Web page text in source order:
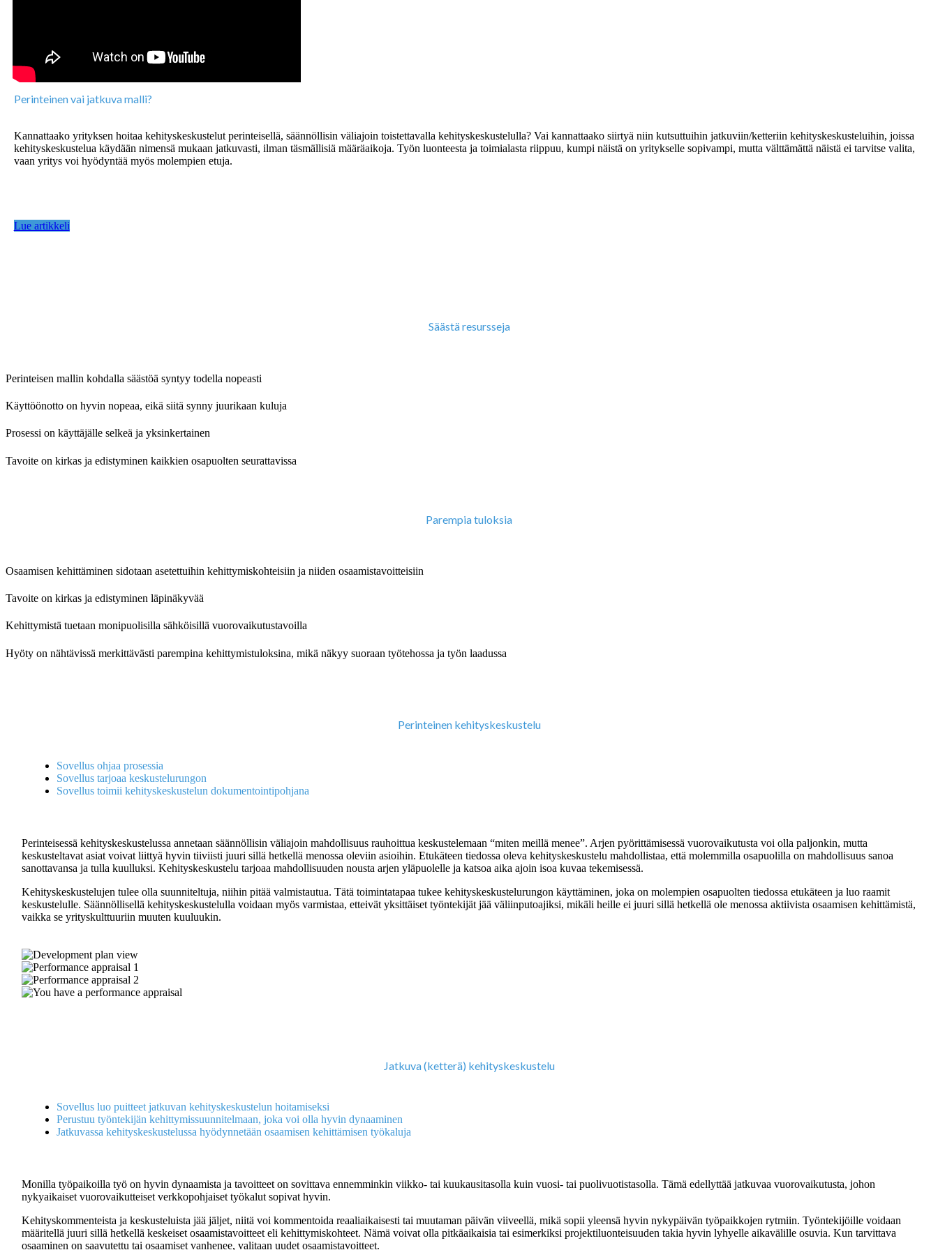
Perinteinen vai jatkuva malli?
Kannattaako yrityksen hoitaa kehityskeskustelut perinteisellä, säännöllisin väliajoin toistettavalla kehityskeskustelulla? Vai kannattaako siirtyä niin kutsuttuihin jatkuviin/ketteriin kehityskeskusteluihin, joissa
kehityskeskustelua käydään nimensä mukaan jatkuvasti, ilman täsmällisiä määräaikoja. Työn luonteesta ja toimialasta riippuu, kumpi näistä on yritykselle sopivampi, mutta välttämättä näistä ei tarvitse valita,
vaan yritys voi hyödyntää myös molempien etuja.
Lue artikkeli
Säästä resursseja
Perinteisen mallin kohdalla säästöä syntyy todella nopeasti
Käyttöönotto on hyvin nopeaa, eikä siitä synny juurikaan kuluja
Prosessi on käyttäjälle selkeä ja yksinkertainen
Tavoite on kirkas ja edistyminen kaikkien osapuolten seurattavissa
Parempia tuloksia
Osaamisen kehittäminen sidotaan asetettuihin kehittymiskohteisiin ja niiden osaamistavoitteisiin
Tavoite on kirkas ja edistyminen läpinäkyvää
Kehittymistä tuetaan monipuolisilla sähköisillä vuorovaikutustavoilla
Hyöty on nähtävissä merkittävästi parempina kehittymistuloksina, mikä näkyy suoraan työtehossa ja työn laadussa
Perinteinen kehityskeskustelu
Sovellus ohjaa prosessia
Sovellus tarjoaa keskustelurungon
Sovellus toimii kehityskeskustelun dokumentointipohjana
Perinteisessä kehityskeskustelussa annetaan säännöllisin väliajoin mahdollisuus rauhoittua keskustelemaan “miten meillä menee”. Arjen pyörittämisessä vuorovaikutusta voi olla paljonkin, mutta
keskusteltavat asiat voivat liittyä hyvin tiiviisti juuri sillä hetkellä menossa oleviin asioihin. Etukäteen tiedossa oleva kehityskeskustelu mahdollistaa, että molemmilla osapuolilla on mahdollisuus sanoa
sanottavansa ja tulla kuulluksi. Kehityskeskustelu tarjoaa mahdollisuuden nousta arjen yläpuolelle ja katsoa aika ajoin isoa kuvaa tekemisessä.
Kehityskeskustelujen tulee olla suunniteltuja, niihin pitää valmistautua. Tätä toimintatapaa tukee kehityskeskustelurungon käyttäminen, joka on molempien osapuolten tiedossa etukäteen ja luo raamit
keskustelulle. Säännöllisellä kehityskeskustelulla voidaan myös varmistaa, etteivät yksittäiset työntekijät jää väliinputoajiksi, mikäli heille ei juuri sillä hetkellä ole menossa aktiivista osaamisen kehittämistä,
vaikka se yrityskulttuuriin muuten kuuluukin.
Development
plan
view
Performance
appraisal
Performance
Jatkuva (ketterä) kehityskeskustelu
Sovellus luo puitteet jatkuvan kehityskeskustelun hoitamiseksi
Perustuu työntekijän kehittymissuunnitelmaan, joka voi olla hyvin dynaaminen
Jatkuvassa kehityskeskustelussa hyödynnetään osaamisen kehittämisen työkaluja
Monilla työpaikoilla työ on hyvin dynaamista ja tavoitteet on sovittava ennemminkin viikko- tai kuukausitasolla kuin vuosi- tai puolivuotistasolla. Tämä edellyttää jatkuvaa vuorovaikutusta, johon
nykyaikaiset vuorovaikutteiset verkkopohjaiset työkalut sopivat hyvin.
Kehityskommenteista ja keskusteluista jää jäljet, niitä voi kommentoida reaaliaikaisesti tai muutaman päivän viiveellä, mikä sopii yleensä hyvin nykypäivän työpaikkojen rytmiin. Työntekijöille voidaan
määritellä juuri sillä hetkellä keskeiset osaamistavoitteet eli kehittymiskohteet. Nämä voivat olla pitkäaikaisia tai esimerkiksi projektiluonteisuuden takia hyvin lyhyelle aikavälille osuvia. Kun tarvittava
osaaminen on saavutettu tai osaamiset vanhenee, valitaan uudet osaamistavoitteet.